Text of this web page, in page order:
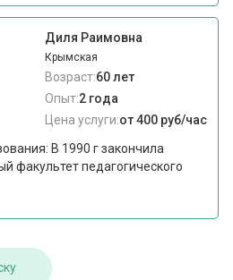
Диля Раимовна
Крымская
Возраст:60 лет
Опыт:2 года
Цена услуги:от 400 руб/час
В 1990 г закончила
факультет педагогического